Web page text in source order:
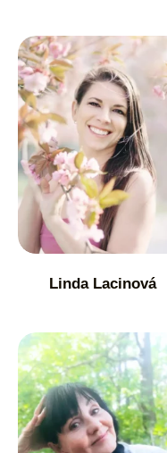
Linda Lacinová